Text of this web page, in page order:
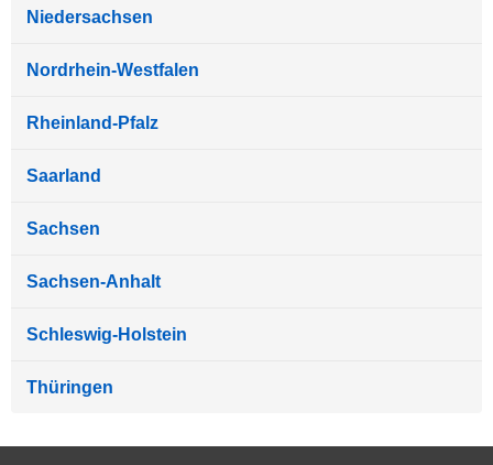
Niedersachsen
Nordrhein-Westfalen
Rheinland-Pfalz
Saarland
Sachsen
Sachsen-Anhalt
Schleswig-Holstein
Thüringen